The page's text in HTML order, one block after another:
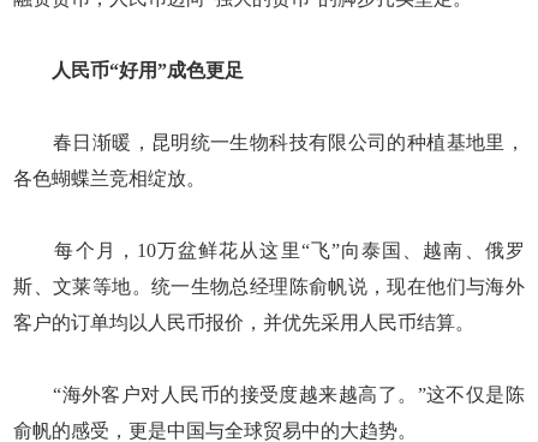
人民币“好用”成色更足
春日渐暖，昆明统一生物科技有限公司的种植基地里，
各色蝴蝶兰竞相绽放。
每个月，10万盆鲜花从这里“飞”向泰国、越南、俄罗
斯、文莱等地。统一生物总经理陈俞帆说，现在他们与海外
客户的订单均以人民币报价，并优先采用人民币结算。
“海外客户对人民币的接受度越来越高了。”这不仅是陈
俞帆的感受，更是中国与全球贸易中的大趋势。